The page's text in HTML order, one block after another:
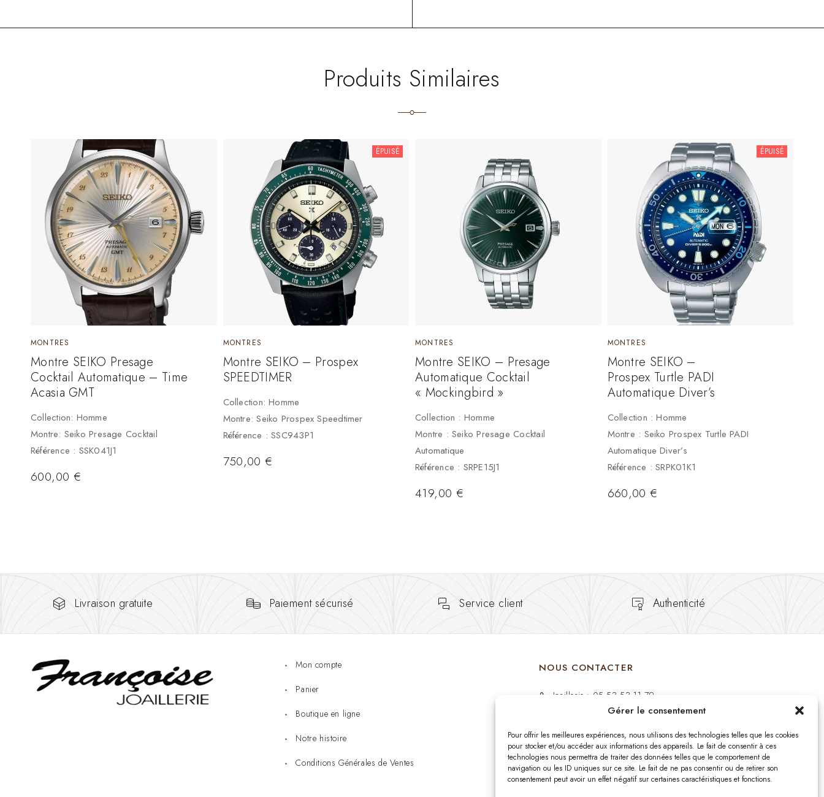
Gérer le consentement
Pour offrir les meilleures expériences, nous utilisons des technologies telles que les cookies
pour stocker et/ou accéder aux informations des appareils. Le fait de consentir à ces
technologies nous permettra de traiter des données telles que le comportement de
navigation ou les ID uniques sur ce site. Le fait de ne pas consentir ou de retirer son
consentement peut avoir un effet négatif sur certaines caractéristiques et fonctions.
Produits Similaires
MONTRES
Montre SEIKO Presage
Cocktail Automatique – Time
Acasia GMT
Collection: Homme
Montre: Seiko Presage Cocktail
Référence : SSK041J1
600,00 €
ÉPUISÉ
MONTRES
Montre SEIKO – Prospex
SPEEDTIMER
Collection: Homme
Montre: Seiko Prospex Speedtimer
Référence : SSC943P1
750,00€
MONTRES
Montre SEIKO – Presage
Automatique Cocktail
« Mockingbird »
Collection : Homme
Montre : Seiko Presage Cocktail
Automatique
Référence : SRPE15J1
419,00 €
ÉPUISÉ
MONTRES
Montre SEIKO –
Prospex Turtle PADI
Automatique Diver’s
Collection : Homme
Montre : Seiko Prospex Turtle PADI
Automatique Diver’s
Référence : SRPK01K1
660,00€
Livraison gratuite Paiement sécurisé Service client Authenticité
Mon compte
Panier
Boutique en ligne
Notre histoire
Conditions Générales de Ventes
NOUS CONTACTER
Joaillerie : 05 53 53 11 79
Mardi au Samedi: 09:00 - 19:00
bijouterie.lavergne@orange.fr